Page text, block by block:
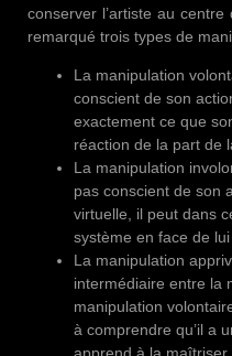
conserver l’artiste au
remarqué trois types de
La manipulation
conscient de son
exactement ce que
réaction de la part de
La manipulation
pas conscient de son
virtuelle, il peut dans
système en face de
La manipulation
intermédiaire entre la
manipulation
à comprendre qu’il a